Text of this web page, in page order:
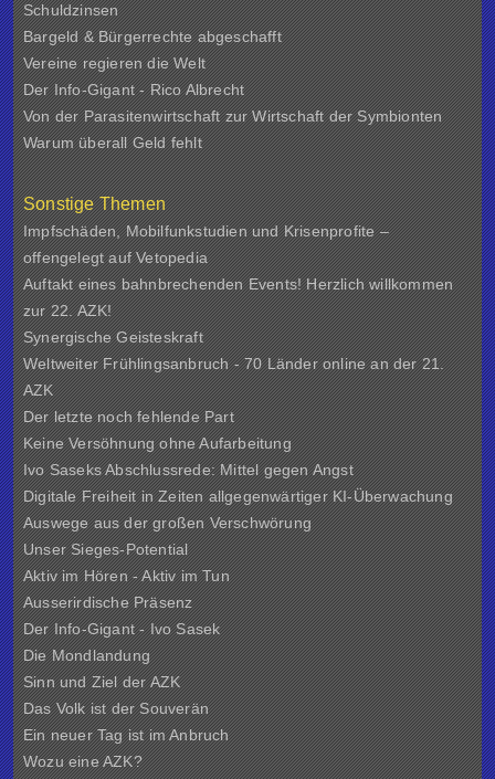
Schuldzinsen
Bargeld & Bürgerrechte abgeschafft
Vereine regieren die Welt
Der Info-Gigant - Rico Albrecht
Von der Parasitenwirtschaft zur Wirtschaft der Symbionten
Warum überall Geld fehlt
Sonstige Themen
Impfschäden, Mobilfunkstudien und Krisenprofite –
offengelegt auf Vetopedia
Auftakt eines bahnbrechenden Events! Herzlich willkommen
zur 22. AZK!
Synergische Geisteskraft
Weltweiter Frühlingsanbruch - 70 Länder online an der 21.
AZK
Der letzte noch fehlende Part
Keine Versöhnung ohne Aufarbeitung
Ivo Saseks Abschlussrede: Mittel gegen Angst
Digitale Freiheit in Zeiten allgegenwärtiger KI-Überwachung
Auswege aus der großen Verschwörung
Unser Sieges-Potential
Aktiv im Hören - Aktiv im Tun
Ausserirdische Präsenz
Der Info-Gigant - Ivo Sasek
Die Mondlandung
Sinn und Ziel derAZK
Das Volk ist der Souverän
Ein neuer Tag ist im Anbruch
Wozu eine AZK?